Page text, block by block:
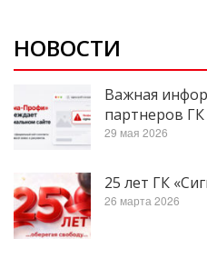
НОВОСТИ
Важная
партнеров
29 мая 2026
25 лет ГК
26 марта 2026